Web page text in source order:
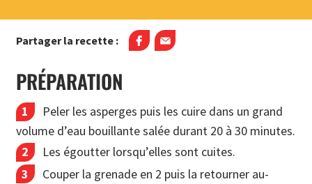
Partager la recette :
PRÉPARATION
Peler les asperges puis les cuire dans un grand
volume d’eau bouillante salée durant 20 à 30 minutes.
Les égoutter lorsqu’elles sont cuites.
Couper la grenade en 2 puis la retourner au-